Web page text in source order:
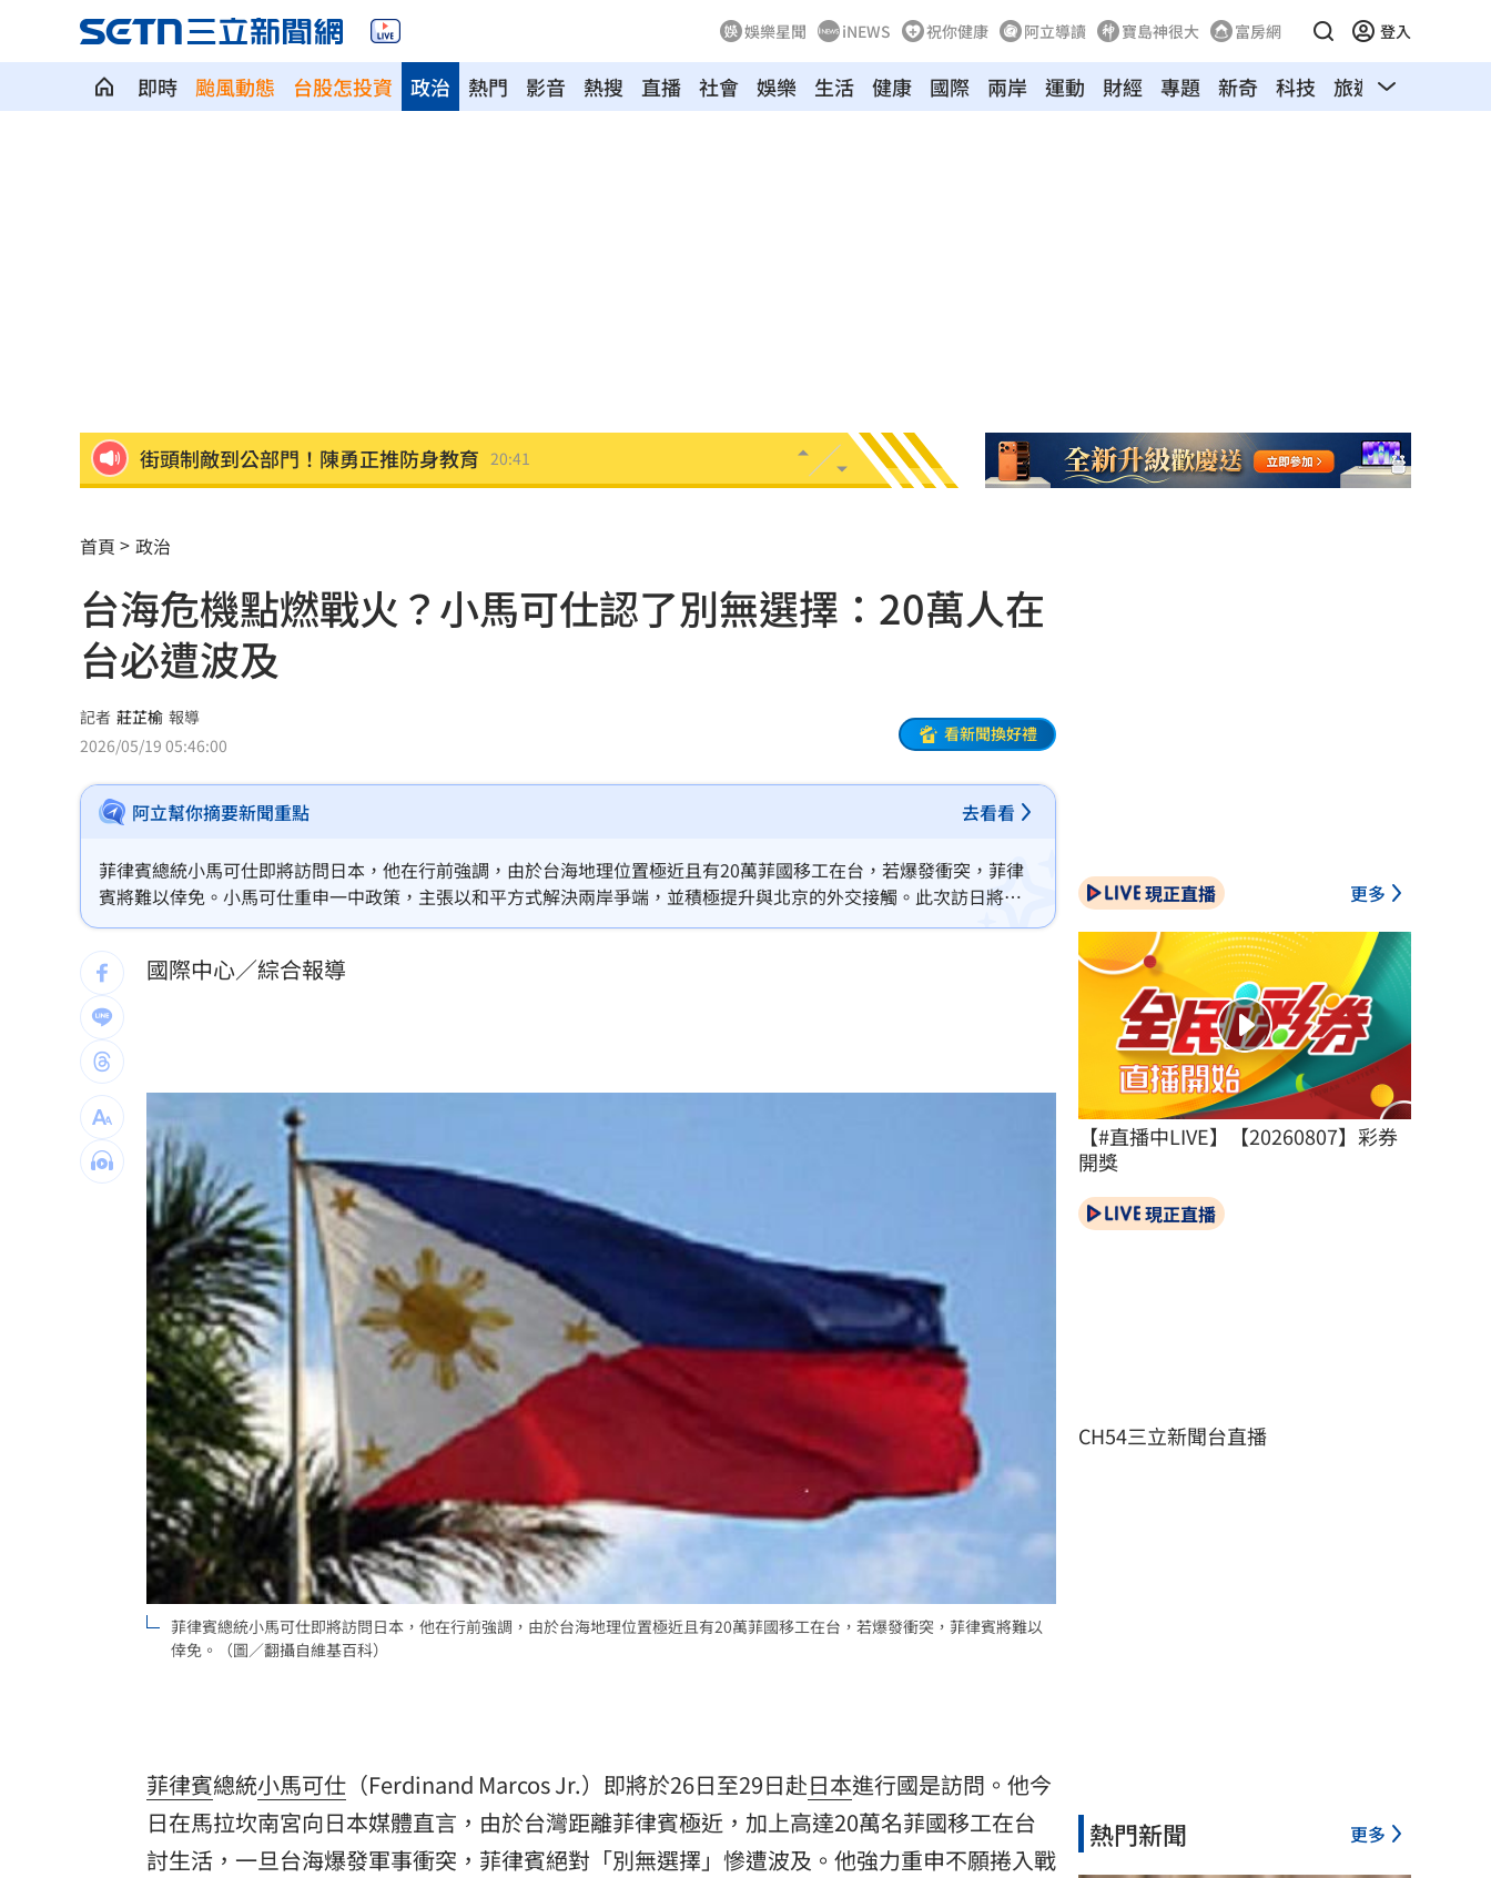
娛樂星聞 iNEWS 祝你健康 阿立導讀 寶島神很大 富房網 登入
即時 颱風動態 台股怎投資 熱門 影音 熱搜 直播
政治 社會 娛樂 生活 健康 國際 兩岸 運動 財經 專題 新奇 科技 旅遊 汽車
街頭制敵到公部門！陳勇正推防身教育 20:41
獨／曾被笑阿醜 她兼父職做2工養大女兒
百億千金爆婚變 富少尪遭目擊當街吻小三 20:37
幫忙照顧好銀髮族錢包！台新「3大」防線
獨／訂日本餐廳爽約 他遭簡訊討一萬日幣
陳鏞基退休誰接班？餅總早替獅隊規劃藍圖
別想躲在受害者3字後面！她要慈濟給交代
外資大賣407億！「這2檔」成提款機 20:27
方恩格拿國軍小泡芙作文章 遭1事實打臉
美國撐不住？川普認彈藥吃緊：戰爭快結束
台新新光金控淨零論壇 專家分享永續治理
台灣彩券開獎直播中 20:31
LIVE三立+24小時直播 15:27
三立iNEWS新聞台線上直播 18:00
商場戰國來臨 台中「頂奢大道」逐漸成形 12:00
台彩父親節推新刮刮樂千萬頭獎超「爸」氣
「拍片人的多重宇宙」職涯論壇9/12登場！
8國球員齊聚高雄 Formosa 7s掀足球熱潮 10:00
理想混蛋號召粉絲跨海追星吃美食！ 18:15
首頁 政治
台海危機點燃戰火？小馬可仕認了別無選擇：20萬人在
台必遭波及
記者 莊芷榆 報導
2026/05/19 05:46:00
看新聞換好禮
阿立幫你摘要新聞重點 去看看
菲律賓總統小馬可仕即將訪問日本，他在行前強調，由於台海地理位置極近且有20萬菲國移工在台，若爆發衝突，菲律
賓將難以倖免。小馬可仕重申一中政策，主張以和平方式解決兩岸爭端，並積極提升與北京的外交接觸。此次訪日將聚
焦安全合作與能源危機，並對美中維持溝通管道表示肯定。他呼籲各方冷靜，強調區域穩定對周邊國家的重要性，展現
馬尼拉不願捲入戰火的堅定立場。
國際中心／綜合報導
菲律賓總統小馬可仕即將訪問日本，他在行前強調，由於台海地理位置極近且有20萬菲國移工在台，若爆發衝突，菲律賓將難以
倖免。（圖／翻攝自維基百科）
菲律賓總統小馬可仕 （Ferdinand Marcos Jr.）即將於26日至29日赴日本進行國是訪問。他今
日在馬拉坎南宮向日本媒體直言，由於台灣距離菲律賓極近，加上高達20萬名菲國移工在台
討生活，一旦台海爆發軍事衝突，菲律賓絕對「別無選擇」慘遭波及。他強力重申不願捲入戰
現正直播 更多
【#直播中LIVE】【20260807】彩券
開獎
現正直播
CH54三立新聞台直播
熱門新聞 更多